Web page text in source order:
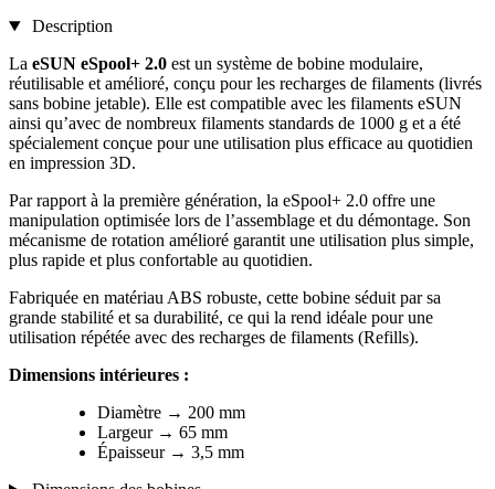
Description
La eSUN eSpool+ 2.0 est un système de bobine modulaire,
réutilisable et amélioré, conçu pour les recharges de filaments (livrés
sans bobine jetable). Elle est compatible avec les filaments eSUN
ainsi qu’avec de nombreux filaments standards de 1000 g et a été
spécialement conçue pour une utilisation plus efficace au quotidien
en impression 3D.
Par rapport à la première génération, la eSpool+ 2.0 offre une
manipulation optimisée lors de l’assemblage et du démontage. Son
mécanisme de rotation amélioré garantit une utilisation plus simple,
plus rapide et plus confortable au quotidien.
Fabriquée en matériau ABS robuste, cette bobine séduit par sa
grande stabilité et sa durabilité, ce qui la rend idéale pour une
utilisation répétée avec des recharges de filaments (Refills).
Dimensions intérieures :
Diamètre → 200 mm
Largeur → 65 mm
Épaisseur → 3,5 mm